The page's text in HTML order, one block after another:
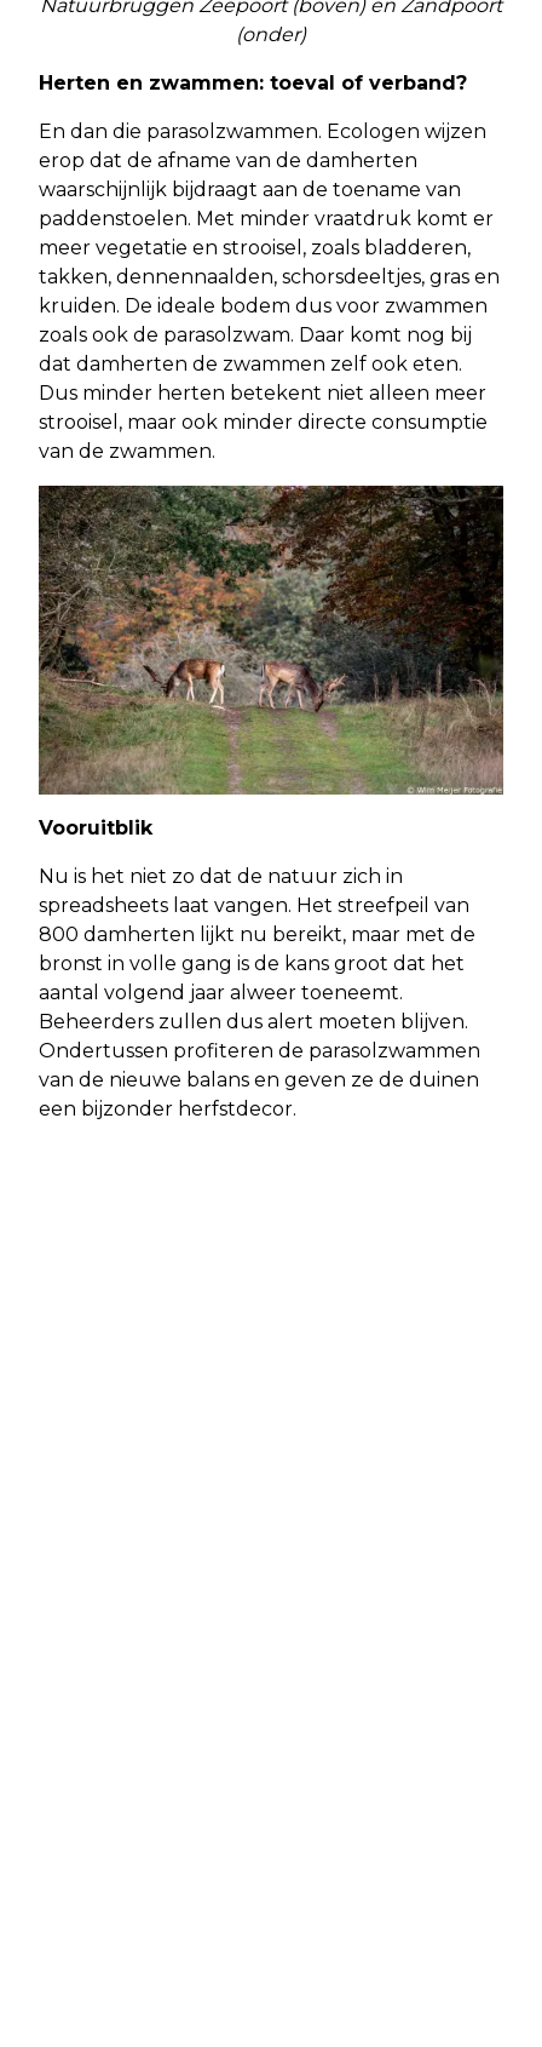
Natuurbruggen Zeepoort (boven) en Zandpoort
(onder)
Herten en zwammen: toeval of verband?
En dan die parasolzwammen. Ecologen wijzen
erop dat de afname van de damherten
waarschijnlijk bijdraagt aan de toename van
paddenstoelen. Met minder vraatdruk komt er
meer vegetatie en strooisel, zoals bladderen,
takken, dennennaalden, schorsdeeltjes, gras en
kruiden. De ideale bodem dus voor zwammen
zoals ook de parasolzwam. Daar komt nog bij
dat damherten de zwammen zelf ook eten.
Dus minder herten betekent niet alleen meer
strooisel, maar ook minder directe consumptie
van de zwammen.
Vooruitblik
Nu is het niet zo dat de natuur zich in
spreadsheets laat vangen. Het streefpeil van
800 damherten lijkt nu bereikt, maar met de
bronst in volle gang is de kans groot dat het
aantal volgend jaar alweer toeneemt.
Beheerders zullen dus alert moeten blijven.
Ondertussen profiteren de parasolzwammen
van de nieuwe balans en geven ze de duinen
een bijzonder herfstdecor.